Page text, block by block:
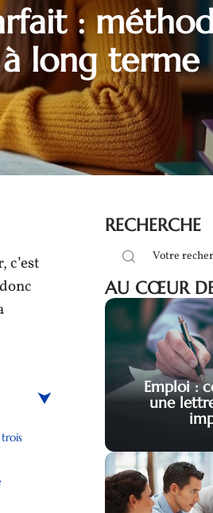
:
long terme
c’est
RECHERCHE
AU CŒUR
Emploi :
une